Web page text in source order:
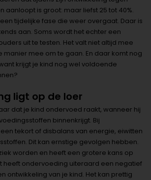
aanloopt is groot: maar liefst 25 tot 40%.
tijdelijke fase die weer overgaat. Daar is
aan. Soms wordt het echter een
uit te testen. Het valt niet altijd mee
manier mee om te gaan. En daar komt nog
krijgt je kind nog wel voldoende
ligt op de loer
dat je kind ondervoed raakt, wanneer hij
binnenkrijgt. Bij
tekort of disbalans van energie, eiwitten
Dit kan ernstige gevolgen hebben.
worden en heeft een grotere kans op
heeft ondervoeding uiteraard een negatief
ontwikkeling van je kind. Het kan prettig